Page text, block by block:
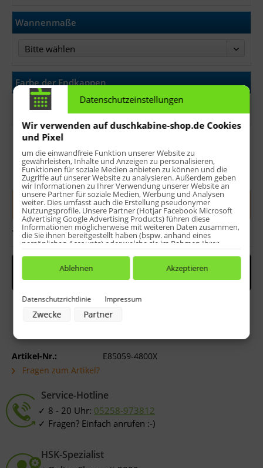
Wannenmaße
Farbe der Endkappen
Bitte wählen
Menge:
In denWarenkorb
Bewerten
Artikel-Nr.:
E85059-4800X
Fragen zum Artikel?
Service-Hotline
8 - 20 Uhr: 05258-973812
Fragen? Einfach anrufen :-)
HSK-Spezialist
Datenschutzeinstellungen
Wir verwenden auf duschkabine-shop.de Cookies
und Pixel
um die einwandfreie Funktion unserer Website zu
gewährleisten, Inhalte und Anzeigen zu personalisieren,
Funktionen für soziale Medien anbieten zu können und die
Zugriffe auf unserer Website zu analysieren. Außerdem geben
wir Informationen zu Ihrer Verwendung unserer Website an
unsere Partner für soziale Medien, Werbung und Analysen
weiter. Dies umfasst auch die Erstellung pseudonymer
Nutzungsprofile. Unsere Partner (Hotjar Facebook Microsoft
Advertising Google Advertising Products) führen diese
Informationen möglicherweise mit weiteren Daten zusammen,
die Sie ihnen bereitgestellt haben (bspw. anhand eines
persönlichen Accounts) oder welche sie im Rahmen Ihrer
Nutzung der Dienste gesammelt haben (bspw. Nutzungsdaten
anderer Geräte). Ihre Einwilligung zur Nutzung von Cookies
und Pixeln können Sie jederzeit widerrufen, indem Sie auf den
Datenschutz-Button links unten klicken und dort die
Zwecke der Datenverarbeitung durch unsere Partner:
Speichern von oder Zugriff auf Informationen auf einem Endgerät
Verwendung von Profilen zur Auswahl personalisierter Werbung
Verwendung von Profilen zur Auswahl personalisierter Inhalte
Messung der Werbeleistung
Messung der Performance von Inhalten
Daten aus verschiedenen Quellen
Verwendung reduzierter Daten zur Auswahl von Inhalten
Besondere Features:
Verwendung genauer Standortdaten
Datenschutzrichtlinie Impressum
Zwecke Partner
Ablehnen Akzeptieren